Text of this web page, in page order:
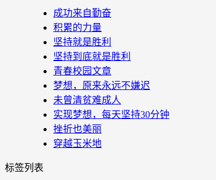
成功来自勤奋
积累的力量
坚持就是胜利
坚持到底就是胜利
青春校园文章
梦想，原来永远不嫌迟
未曾清贫难成人
实现梦想，每天坚持30分钟
挫折也美丽
穿越玉米地
标签列表